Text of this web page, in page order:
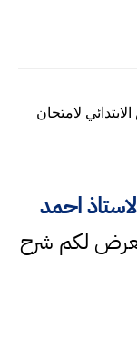
لامتحان
احمد
لكم شرح